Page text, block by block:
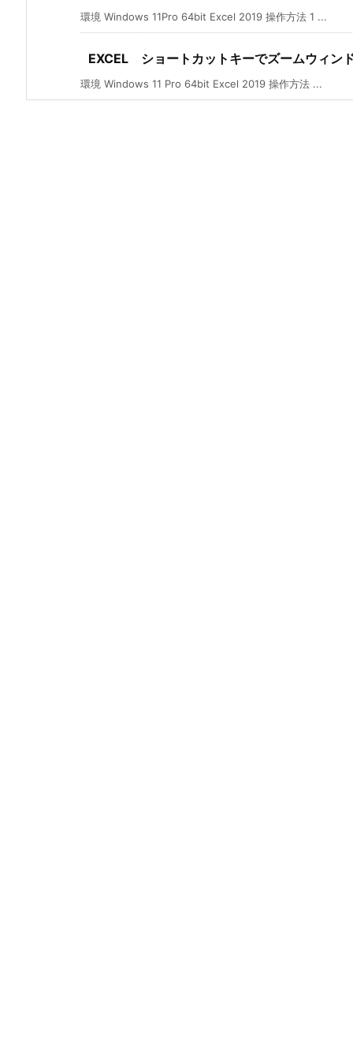
環境 Windows 11Pro 64bit Excel 2019 操作方法 1 ...
EXCEL ショートカットキーでズームウィン
環境 Windows 11 Pro 64bit Excel 2019 操作方法 ...